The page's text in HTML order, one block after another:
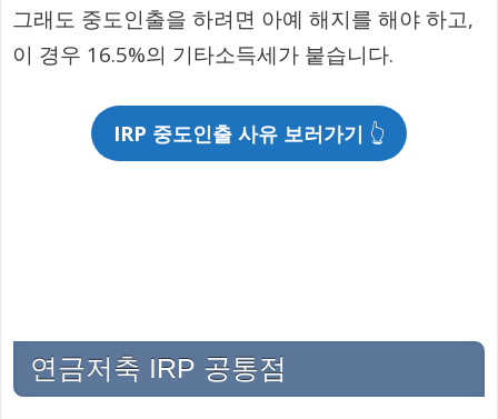
그래도 중도인출을 하려면 아예 해지를 해야 하고,
이 경우 16.5%의 기타소득세가 붙습니다.
IRP 중도인출 사유 보러가기 👆
연금저축 IRP 공통점